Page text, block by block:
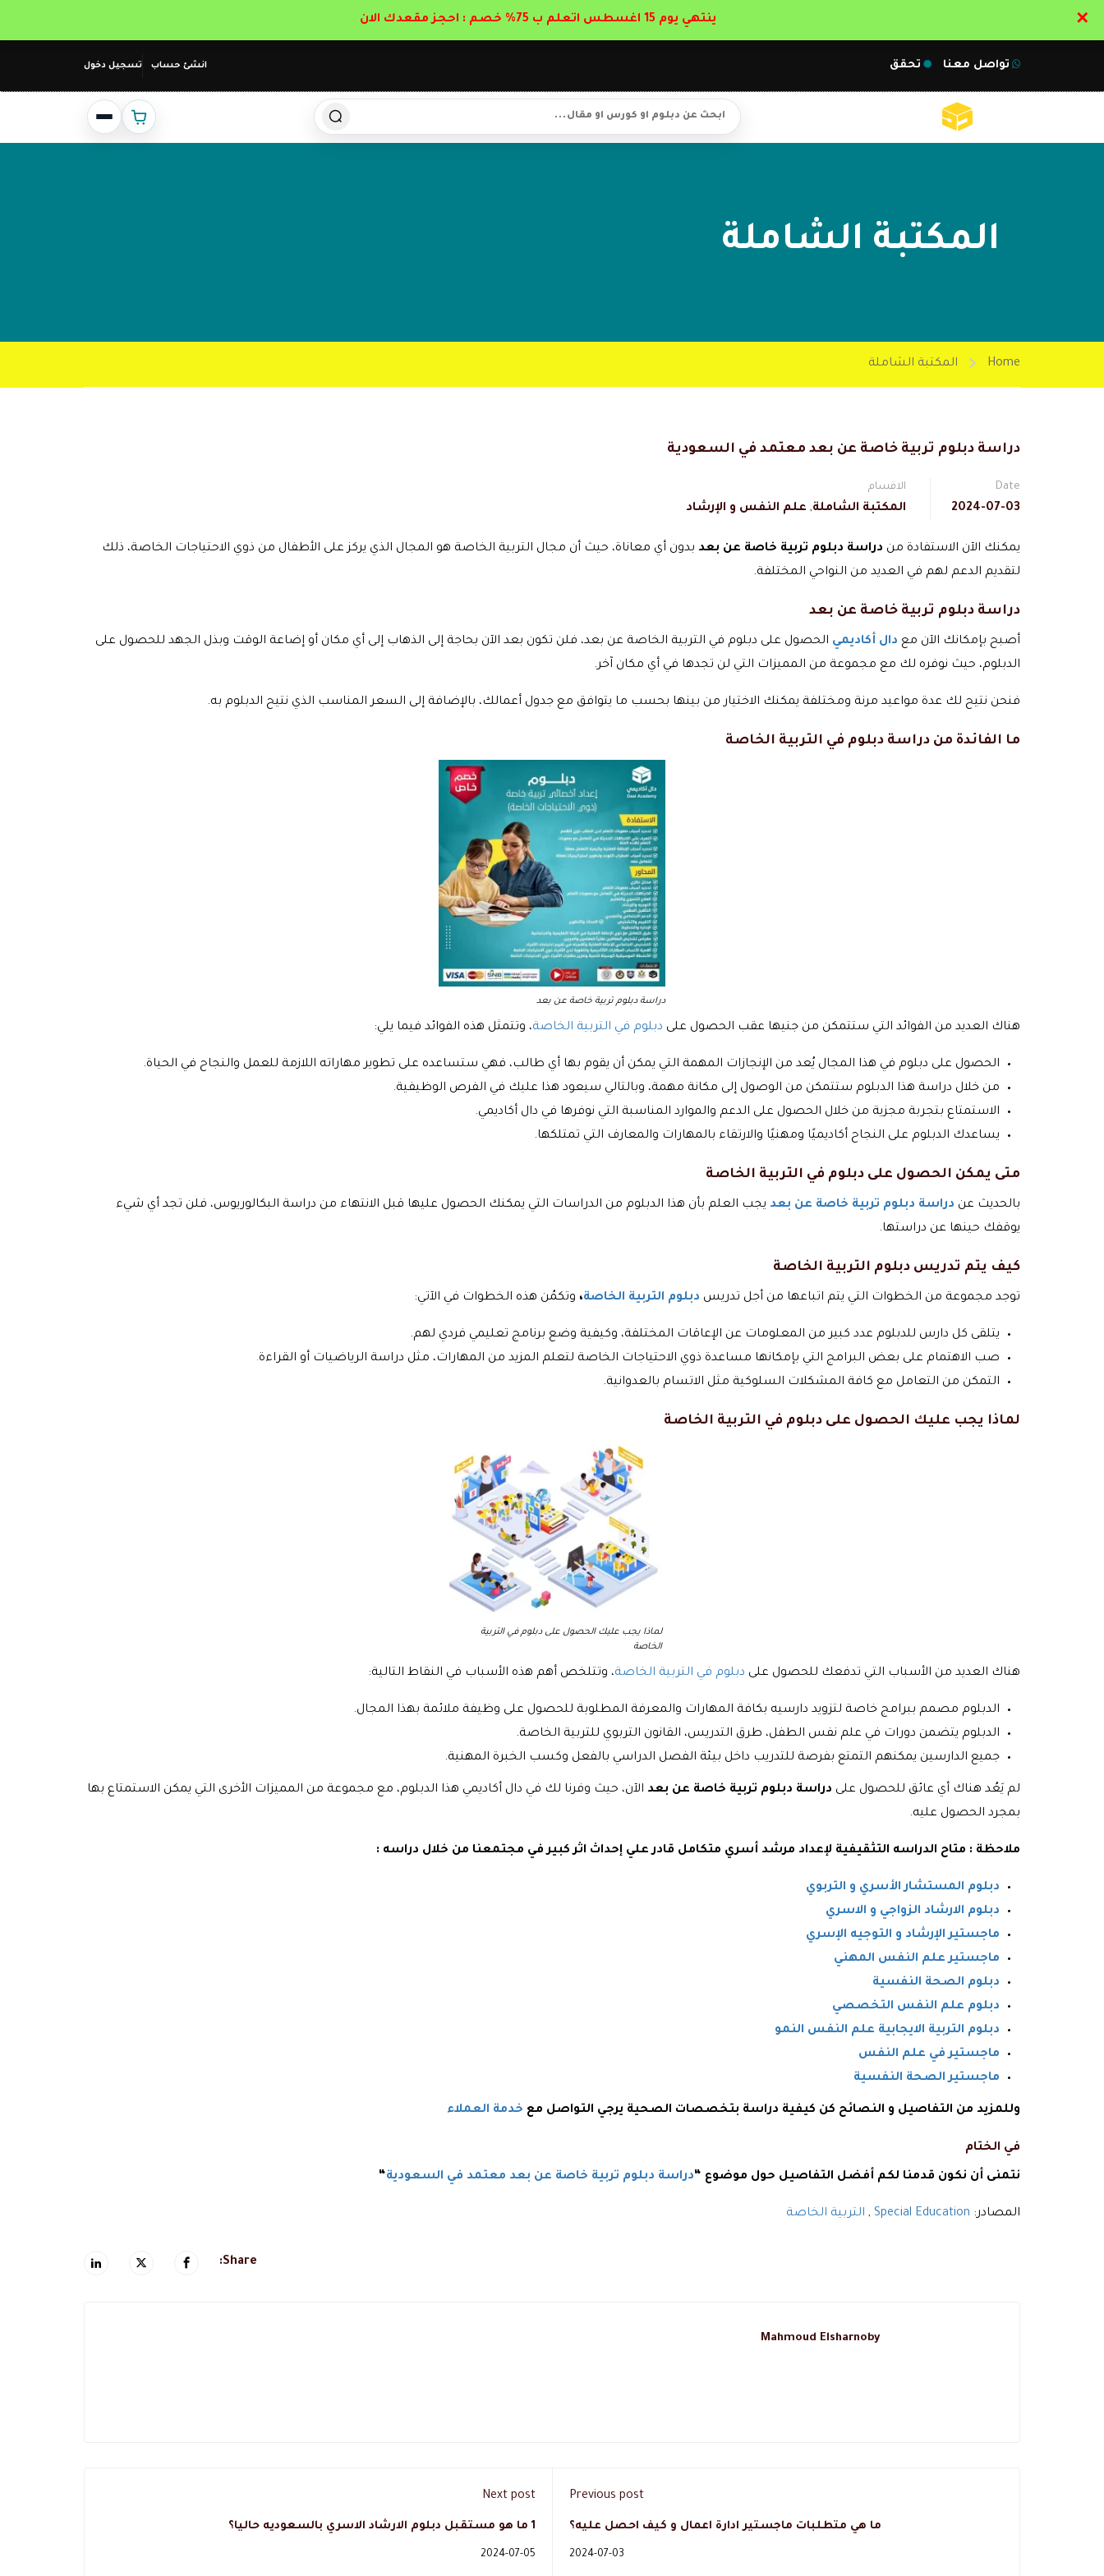
انشئ حساب تسجيل دخول تواصل معنا تحقق
المكتبة الشاملة
Home المكتبة الشاملة
دراسة دبلوم تربية خاصة عن بعد معتمد في السعودية
Date
2024-07-03
الاقسام
المكتبة الشاملة, علم النفس و الإرشاد
يمكنك الآن الاستفادة من دراسة دبلوم تربية خاصة عن بعد بدون أي معاناة، حيث أن مجال التربية الخاصة هو المجال الذي يركز على الأطفال من ذوي الاحتياجات الخاصة، ذلك
لتقديم الدعم لهم في العديد من النواحي المختلفة.
دراسة دبلوم تربية خاصة عن بعد
أصبح بإمكانك الآن مع دال أكاديمي الحصول على دبلوم في التربية الخاصة عن بعد، فلن تكون بعد الآن بحاجة إلى الذهاب إلى أي مكان أو إضاعة الوقت وبذل الجهد للحصول على
الدبلوم، حيث نوفره لك مع مجموعة من المميزات التي لن تجدها في أي مكان آخر.
فنحن نتيح لك عدة مواعيد مرنة ومختلفة يمكنك الاختيار من بينها بحسب ما يتوافق مع جدول أعمالك، بالإضافة إلى السعر المناسب الذي نتيح الدبلوم به.
ما الفائدة من دراسة دبلوم في التربية الخاصة
دراسة دبلوم تربية خاصة عن بعد
هناك العديد من الفوائد التي ستتمكن من جنيها عقب الحصول على دبلوم في التربية الخاصة، وتتمثل هذه الفوائد فيما يلي:
الحصول على دبلوم في هذا المجال يُعد من الإنجازات المهمة التي يمكن أن يقوم بها أي طالب، فهي ستساعده على تطوير مهاراته اللازمة للعمل والنجاح في الحياة.
من خلال دراسة هذا الدبلوم ستتمكن من الوصول إلى مكانة مهمة، وبالتالي سيعود هذا عليك في الفرص الوظيفية.
الاستمتاع بتجربة مجزية من خلال الحصول على الدعم والموارد المناسبة التي نوفرها في دال أكاديمي.
يساعدك الدبلوم على النجاح أكاديميًا ومهنيًا والارتقاء بالمهارات والمعارف التي تمتلكها.
متى يمكن الحصول على دبلوم في التربية الخاصة
بالحديث عن دراسة دبلوم تربية خاصة عن بعد يجب العلم بأن هذا الدبلوم من الدراسات التي يمكنك الحصول عليها قبل الانتهاء من دراسة البكالوريوس، فلن تجد أي شيء
يوقفك حينها عن دراستها.
كيف يتم تدريس دبلوم التربية الخاصة
توجد مجموعة من الخطوات التي يتم اتباعها من أجل تدريس دبلوم التربية الخاصة، وتكمُن هذه الخطوات في الآتي:
يتلقى كل دارس للدبلوم عدد كبير من المعلومات عن الإعاقات المختلفة، وكيفية وضع برنامج تعليمي فردي لهم.
صب الاهتمام على بعض البرامج التي بإمكانها مساعدة ذوي الاحتياجات الخاصة لتعلم المزيد من المهارات، مثل دراسة الرياضيات أو القراءة.
التمكن من التعامل مع كافة المشكلات السلوكية مثل الاتسام بالعدوانية.
لماذا يجب عليك الحصول على دبلوم في التربية الخاصة
لماذا يجب عليك الحصول على دبلوم في التربية
الخاصة
هناك العديد من الأسباب التي تدفعك للحصول على دبلوم في التربية الخاصة، وتتلخص أهم هذه الأسباب في النقاط التالية:
الدبلوم مصمم ببرامج خاصة لتزويد دارسيه بكافة المهارات والمعرفة المطلوبة للحصول على وظيفة ملائمة بهذا المجال.
الدبلوم يتضمن دورات في علم نفس الطفل، طرق التدريس، القانون التربوي للتربية الخاصة.
جميع الدارسين يمكنهم التمتع بفرصة للتدريب داخل بيئة الفصل الدراسي بالفعل وكسب الخبرة المهنية.
لم يَعُد هناك أي عائق للحصول على دراسة دبلوم تربية خاصة عن بعد الآن، حيث وفرنا لك في دال أكاديمي هذا الدبلوم، مع مجموعة من المميزات الأخرى التي يمكن الاستمتاع بها
بمجرد الحصول عليه.
ملاحظة : متاح الدراسه التثقيفية لإعداد مرشد أسري متكامل قادر علي إحداث اثر كبير في مجتمعنا من خلال دراسه :
دبلوم المستشار الأسري و التربوي
دبلوم الارشاد الزواجي و الاسري
ماجستير الإرشاد و التوجيه الإسري
ماجستير علم النفس المهني
دبلوم الصحة النفسية
دبلوم علم النفس التخصصي
دبلوم التربية الايجابية علم النفس النمو
ماجستير في علم النفس
ماجستير الصحة النفسية
وللمزيد من التفاصيل و النصائح كن كيفية دراسة بتخصصات الصحية يرجي التواصل مع خدمة العملاء
في الختام
نتمنى أن نكون قدمنا لكم أفضل التفاصيل حول موضوع “دراسة دبلوم تربية خاصة عن بعد معتمد في السعودية“
المصادر: Special Education
, التربية الخاصة
Share:
Mahmoud Elsharnoby
Previous post
ما هي متطلبات ماجستير ادارة اعمال و كيف احصل عليه؟
2024-07-03
Next post
1 ما هو مستقبل دبلوم الارشاد الاسري بالسعوديه حاليا؟
2024-07-05
ينتهي يوم 15 اغسطس اتعلم ب 75% خصم : احجز مقعدك الان ✕